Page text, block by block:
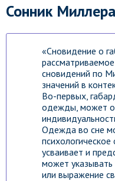
Сонник Миллера
«Сновидение о
сновидений по
значений в
Во-первых,
одежды, может
Одежда во сне
усваивает и
может
или выражение